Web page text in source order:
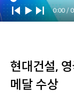
Current
Time
0:00 /
현대건설,
메달 수상